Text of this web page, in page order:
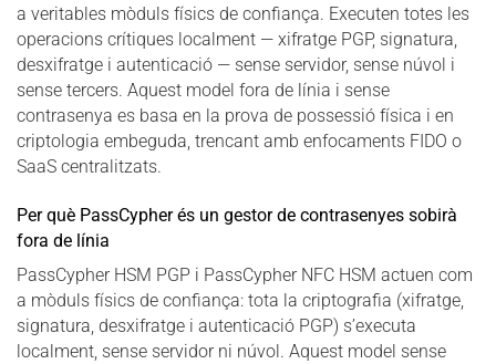
a veritables mòduls físics de confiança. Executen totes les
operacions crítiques localment — xifratge PGP, signatura,
desxifratge i autenticació — sense servidor, sense núvol i
sense tercers. Aquest model fora de línia i sense
contrasenya es basa en la prova de possessió física i en
criptologia embeguda, trencant amb enfocaments FIDO o
SaaS centralitzats.
Per què PassCypher és un gestor de contrasenyes sobirà
fora de línia
PassCypher HSM PGP i PassCypher NFC HSM actuen com
a mòduls físics de confiança: tota la criptografia (xifratge,
signatura, desxifratge i autenticació PGP) s’executa
localment, sense servidor ni núvol. Aquest model sense